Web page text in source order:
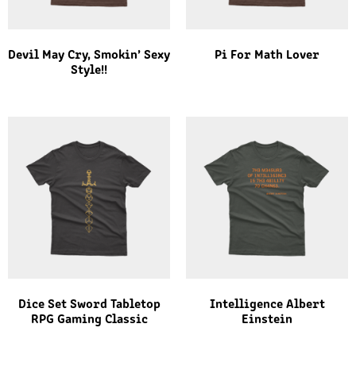
Devil May Cry, Smokin’ Sexy
Style!!
Pi For Math Lover
Dice Set Sword Tabletop
RPG Gaming Classic
Intelligence Albert
Einstein